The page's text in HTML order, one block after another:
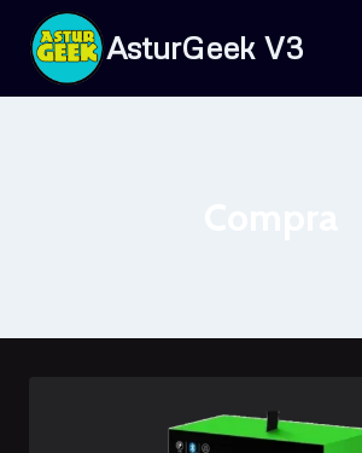
Saltar
contenido
AsturGeek V3